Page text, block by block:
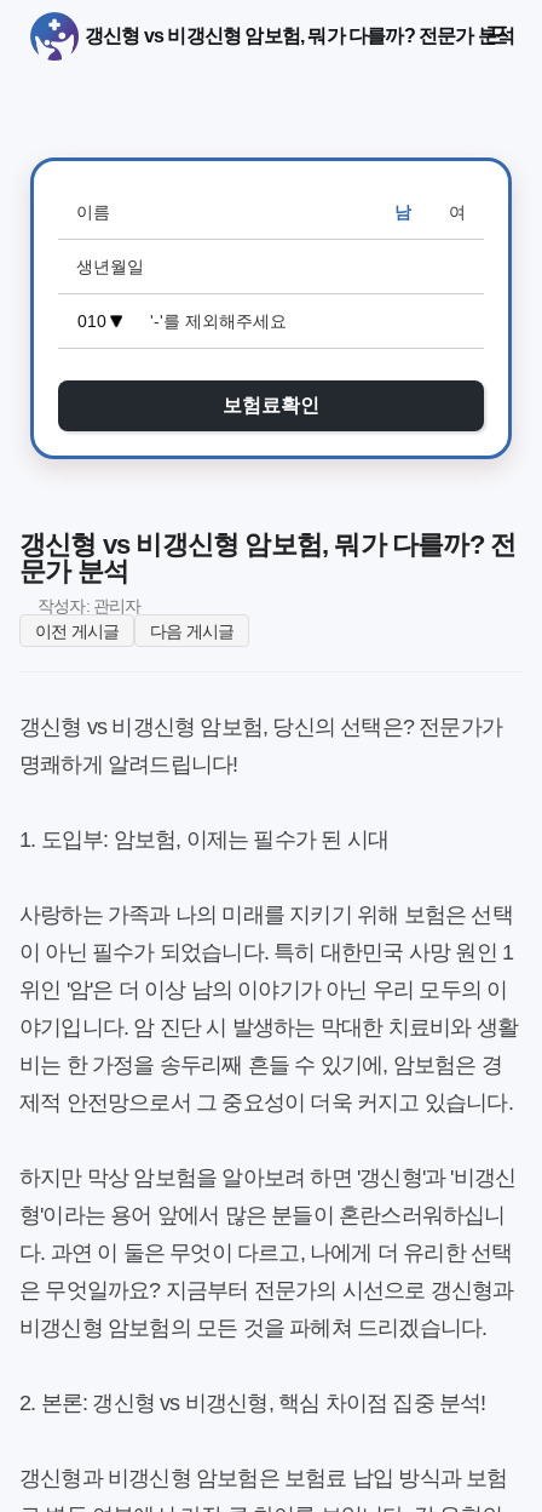
갱신형 vs 비갱신형 암보험, 뭐가 다를까? 전문가 분석
남 여
보험료확인
갱신형 vs 비갱신형 암보험, 뭐가 다를까? 전
문가 분석
작성자: 관리자
이전 게시글
다음 게시글
갱신형 vs 비갱신형 암보험, 당신의 선택은? 전문가가
명쾌하게 알려드립니다!
1. 도입부: 암보험, 이제는 필수가 된 시대
사랑하는 가족과 나의 미래를 지키기 위해 보험은 선택
이 아닌 필수가 되었습니다. 특히 대한민국 사망 원인 1
위인 '암'은 더 이상 남의 이야기가 아닌 우리 모두의 이
야기입니다. 암 진단 시 발생하는 막대한 치료비와 생활
비는 한 가정을 송두리째 흔들 수 있기에, 암보험은 경
제적 안전망으로서 그 중요성이 더욱 커지고 있습니다.
하지만 막상 암보험을 알아보려 하면 '갱신형'과 '비갱신
형'이라는 용어 앞에서 많은 분들이 혼란스러워하십니
다. 과연 이 둘은 무엇이 다르고, 나에게 더 유리한 선택
은 무엇일까요? 지금부터 전문가의 시선으로 갱신형과
비갱신형 암보험의 모든 것을 파헤쳐 드리겠습니다.
2. 본론: 갱신형 vs 비갱신형, 핵심 차이점 집중 분석!
갱신형과 비갱신형 암보험은 보험료 납입 방식과 보험